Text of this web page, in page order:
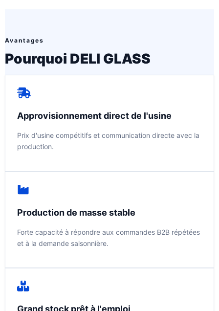
Avantages
Pourquoi DELI GLASS
Approvisionnement direct de l'usine
Prix d'usine compétitifs et communication directe avec la
production.
Production de masse stable
Forte capacité à répondre aux commandes B2B répétées
et à la demande saisonnière.
Grand stock prêt à l'emploi